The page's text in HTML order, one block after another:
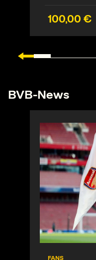
100,00 €
BVB-News
FANS